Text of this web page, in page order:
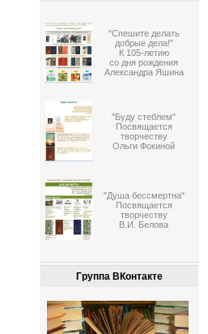
"Спешите делать
добрые дела!"
К 105-летию
со дня рождения
Александра Яшина
"Буду стеблем"
Посвящается
творчеству
Ольги Фокиной
"Душа бессмертна"
Посвящается
творчеству
В.И. Белова
Группа ВКонтакте